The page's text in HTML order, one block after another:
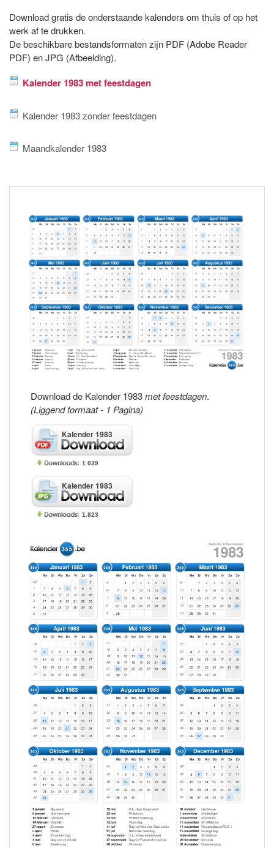
Download gratis de onderstaande kalenders om thuis of op het
werk af te drukken.
De beschikbare bestandsformaten zijn PDF (Adobe Reader
PDF) en JPG (Afbeelding).
Kalender 1983 met feestdagen
Kalender 1983 zonder feestdagen
Maandkalender 1983
Download de Kalender 1983met feestdagen.
(Liggend formaat - 1 Pagina)
Kalender 1983
1.039
Kalender 1983
1.823